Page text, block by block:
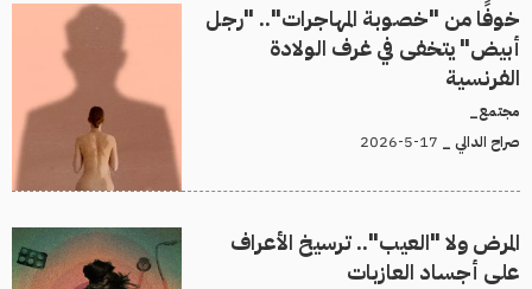
خوفًا من "خصوبة المهاجرات".. "رجل
أبيض" يتخفى في غرف الولادة
الفرنسية
مجتمع_
صراح الدالي _
المرض ولا "العيب".. ترسيخ الأعراف
على أجساد العازبات